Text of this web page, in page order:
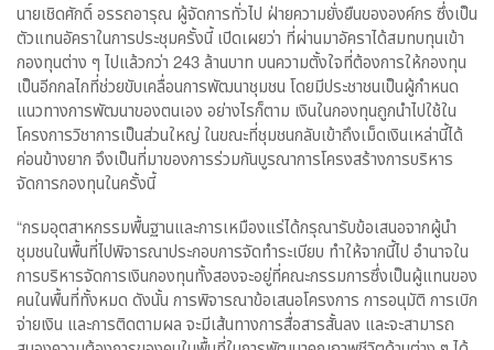
นายเชิดศักดิ์ อรรถอารุณ ผู้จัดการทั่วไป ฝ่ายความยั่งยืนขององค์กร ซึ่งเป็น
ตัวแทนอัคราในการประชุมครั้งนี้ เปิดเผยว่า ที่ผ่านมาอัคราได้สมทบทุนเข้า
กองทุนต่าง ๆ ไปแล้วกว่า 243 ล้านบาท บนความตั้งใจที่ต้องการให้กองทุน
เป็นอีกกลไกที่ช่วยขับเคลื่อนการพัฒนาชุมชน โดยมีประชาชนเป็นผู้กำหนด
แนวทางการพัฒนาของตนเอง อย่างไรก็ตาม เงินในกองทุนถูกนำไปใช้ใน
โครงการวิชาการเป็นส่วนใหญ่ ในขณะที่ชุมชนกลับเข้าถึงเม็ดเงินเหล่านี้ได้
ค่อนข้างยาก จึงเป็นที่มาของการร่วมกันบูรณาการโครงสร้างการบริหาร
จัดการกองทุนในครั้งนี้
“กรมอุตสาหกรรมพื้นฐานและการเหมืองแร่ได้กรุณารับข้อเสนอจากผู้นำ
ชุมชนในพื้นที่ไปพิจารณาประกอบการจัดทำระเบียบ ทำให้จากนี้ไป อำนาจใน
การบริหารจัดการเงินกองทุนทั้งสองจะอยู่ที่คณะกรรมการซึ่งเป็นผู้แทนของ
คนในพื้นที่ทั้งหมด ดังนั้น การพิจารณาข้อเสนอโครงการ การอนุมัติ การเบิก
จ่ายเงิน และการติดตามผล จะมีเส้นทางการสื่อสารสั้นลง และจะสามารถ